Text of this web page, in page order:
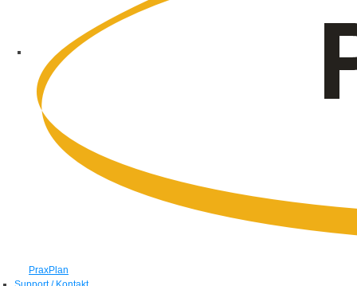
PraxPlan